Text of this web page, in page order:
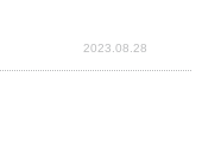
2023.08.28